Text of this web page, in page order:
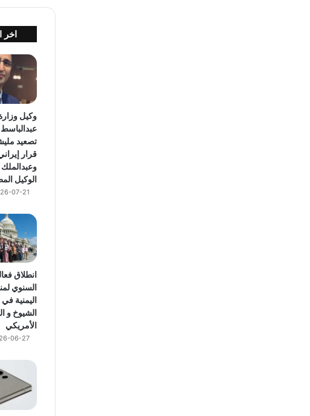
اخر
وكيل
تصعيد
قرار
الوكيل
07-21
انطلاق
السنوي
اليمنية
الشيوخ و
الأمريكي
06-27